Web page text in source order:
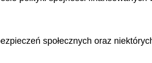
społecznych oraz